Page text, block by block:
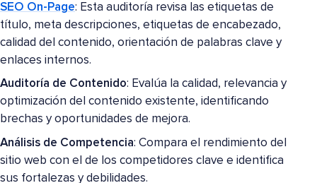
SEO On-Page: Esta auditoría revisa las etiquetas de
título, meta descripciones, etiquetas de encabezado,
calidad del contenido, orientación de palabras clave y
enlaces internos.
Auditoría de Contenido: Evalúa la calidad, relevancia y
optimización del contenido existente, identificando
brechas y oportunidades de mejora.
Análisis de Competencia: Compara el rendimiento del
sitio web con el de los competidores clave e identifica
sus fortalezas y debilidades.